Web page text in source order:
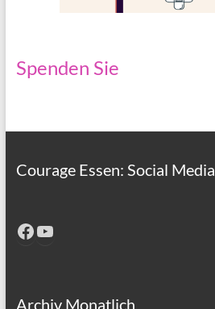
Spenden Sie
Courage Essen: Social Media
Facebook
YouTube
Archiv Monatlich